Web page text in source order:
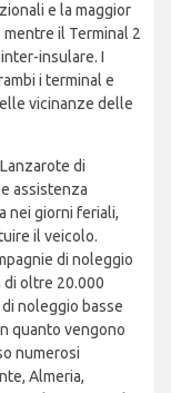
e la maggior
il Terminal 2
insulare. I
i terminal e
vicinanze delle
di
assistenza
nei giorni feriali,
il veicolo.
di noleggio
di oltre 20.000
noleggio basse
quanto vengono
numerosi
Almeria,